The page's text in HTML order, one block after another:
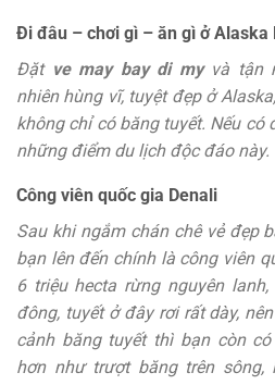
Đi đâu – chơi gì – ăn gì ở Alaska
Đặt ve may bay di myvà tận
nhiên hùng vĩ, tuyệt đẹp ở
không chỉ có băng tuyết. Nếu có
những điểm du lịch độc đáo này.
Công viên quốc gia Denali
Sau khi ngắm chán chê vẻ đẹp
bạn lên đến chính là công viên
6 triệu hecta rừng nguyên
đông, tuyết ở đây rơi rất dày,
cảnh băng tuyết thì bạn còn
hơn như trượt băng trên